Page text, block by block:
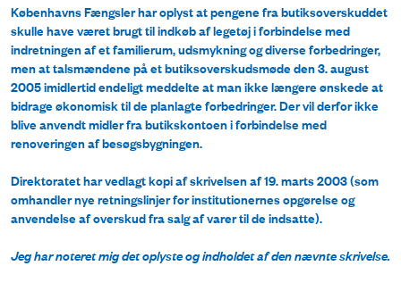
Københavns Fængsler har oplyst at pengene fra butiksoverskuddet
skulle have været brugt til indkøb af legetøj i forbindelse med
indretningen af et familierum, udsmykning og diverse forbedringer,
men at talsmændene på et butiksoverskudsmøde den 3. august
2005 imidlertid endeligt meddelte at man ikke længere ønskede at
bidrage økonomisk til de planlagte forbedringer. Der vil derfor ikke
blive anvendt midler fra butikskontoen i forbindelse med
renoveringen af besøgsbygningen.
Direktoratet har vedlagt kopi af skrivelsen af 19. marts 2003 (som
omhandler nye retningslinjer for institutionernes opgørelse og
anvendelse af overskud fra salg af varer til de indsatte).
Jeg har noteret mig det oplyste og indholdet af den nævnte skrivelse.